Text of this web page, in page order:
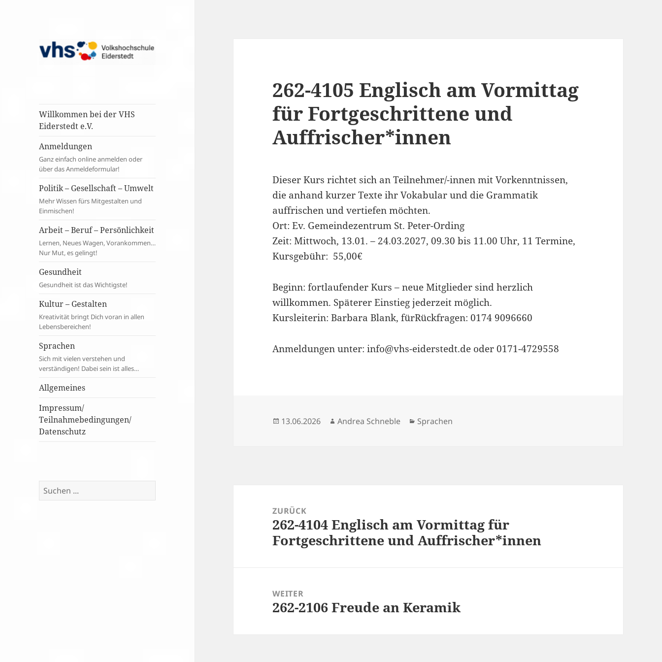
Willkommen bei der VHS
Eiderstedt e.V.
Anmeldungen
Ganz einfach online anmelden oder
über das Anmeldeformular!
Politik – Gesellschaft – Umwelt
Mehr Wissen fürs Mitgestalten und
Einmischen!
Arbeit – Beruf – Persönlichkeit
Lernen, Neues Wagen, Vorankommen…
Nur Mut, es gelingt!
Gesundheit
Gesundheit ist das Wichtigste!
Kultur – Gestalten
Kreativität bringt Dich voran in allen
Lebensbereichen!
Sprachen
Sich mit vielen verstehen und
verständigen! Dabei sein ist alles…
Allgemeines
Impressum/
Teilnahmebedingungen/
Datenschutz
Suchen
262-4105 Englisch am Vormittag
für Fortgeschrittene und
Auffrischer*innen
Dieser Kurs richtet sich an Teilnehmer/-innen mit Vorkenntnissen,
die anhand kurzer Texte ihr Vokabular und die Grammatik
auffrischen und vertiefen möchten.
Ort: Ev. Gemeindezentrum St. Peter-Ording
Zeit: Mittwoch, 13.01. – 24.03.2027, 09.30 bis 11.00 Uhr, 11 Termine,
Kursgebühr: 55,00€
Beginn: fortlaufender Kurs – neue Mitglieder sind herzlich
willkommen. Späterer Einstieg jederzeit möglich.
Kursleiterin: Barbara Blank, fürRückfragen: 0174 9096660
Anmeldungen unter: info@vhs-eiderstedt.de oder 0171-4729558
Veröffentlicht
13.06.2026 Autor
Andrea Schneble Kategorien
Sprachen
ZURÜCK
Vorheriger
Beitrag:
262-4104 Englisch am Vormittag für
Fortgeschrittene und Auffrischer*innen
WEITER
Nächster
262-2106 Freude an Keramik